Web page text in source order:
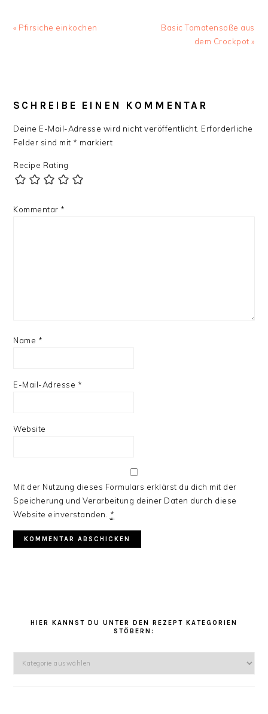
Vorheriger
« Pfirsiche einkochen
Nächster
Basic Tomatensoße aus
dem Crockpot »
INTERAKTIONEN
SCHREIBE EINEN KOMMENTAR
Deine E-Mail-Adresse wird nicht veröffentlicht. Erforderliche
Felder sind mit * markiert
Recipe Rating
Kommentar *
Name *
E-Mail-Adresse *
Website
Mit der Nutzung dieses Formulars erklärst du dich mit der
Speicherung und Verarbeitung deiner Daten durch diese
Website einverstanden. *
HIER KANNST DU UNTER DEN REZEPT KATEGORIEN
STÖBERN: